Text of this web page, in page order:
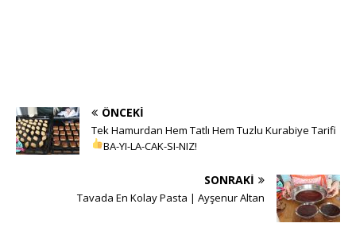
ÖNCEKI
Tek Hamurdan Hem Tatlı Hem Tuzlu Kurabiye Tarifi
BA-YI-LA-CAK-SI-NIZ!
SONRAKI
Tavada En Kolay Pasta | Ayşenur Altan